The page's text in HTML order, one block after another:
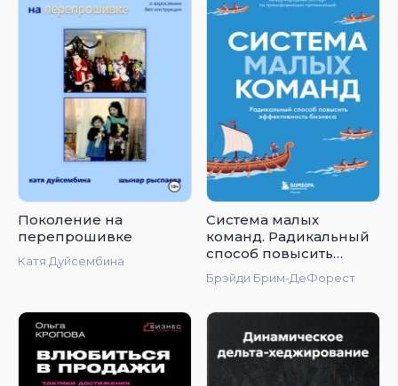
Поколение на
перепрошивке
Катя Дуйсембина
Система малых
команд. Радикальный
способ повысить
эффективность
бизнеса
Брэйди Брим-ДеФорест